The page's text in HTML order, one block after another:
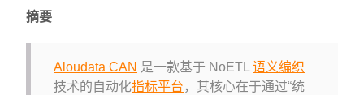
摘要
Aloudata CAN 是一款基于 NoETL 语义编织
技术的自动化指标平台 ，其核心在于通过“统